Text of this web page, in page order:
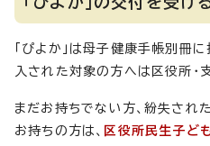
「ぴよか」は母子健康手帳別冊
入された対象の方へは区役所・
まだお持ちでない方、紛失され
お持ちの方は、 区役所民生子ど